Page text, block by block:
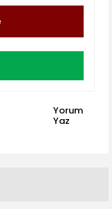
Yorum
Yaz